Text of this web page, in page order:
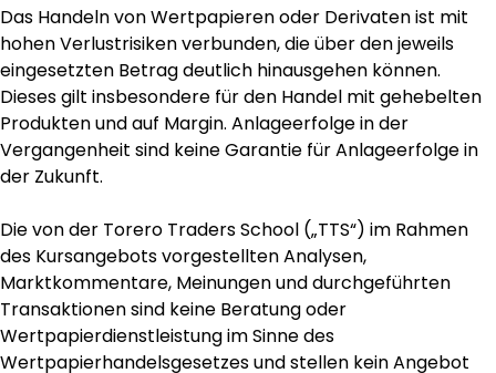
Das Handeln von Wertpapieren oder Derivaten ist mit
hohen Verlustrisiken verbunden, die über den jeweils
eingesetzten Betrag deutlich hinausgehen können.
Dieses gilt insbesondere für den Handel mit gehebelten
Produkten und auf Margin. Anlageerfolge in der
Vergangenheit sind keine Garantie für Anlageerfolge in
der Zukunft.
Die von der Torero Traders School („TTS“) im Rahmen
des Kursangebots vorgestellten Analysen,
Marktkommentare, Meinungen und durchgeführten
Transaktionen sind keine Beratung oder
Wertpapierdienstleistung im Sinne des
Wertpapierhandelsgesetzes und stellen kein Angebot